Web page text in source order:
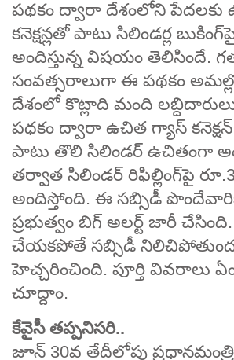
పథకం ద్వారా దేశంలోని పేదలకు
కనెక్షన్లతో పాటు సిలిండర్ల
అందిస్తున్న విషయం తెలిసిందే.
సంవత్సరాలుగా ఈ పథకం
దేశంలో కొట్లాది మంది
పధకం ద్వారా ఉచిత గ్యాస్
పాటు తొలి సిలిండర్ ఉచితంగా
తర్వాత సిలిండర్ రిఫిల్లింగ్‌పై
అందిస్తోంది. ఈ సబ్సిడీ పొందేవారికి
ప్రభుత్వం బిగ్ అలర్ట్ జారీ
చేయకపోతే సబ్సిడీ
హెచ్చరించింది. పూర్తి వివరాలు
చూద్దాం.
కేవైసీ తప్పనిసరి..
జూన్ 30వ తేదీలోపు